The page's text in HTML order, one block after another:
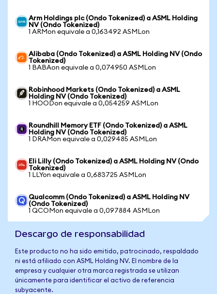
Arm Holdings plc (Ondo Tokenized) a ASML Holding
NV (Ondo Tokenized)
1 ARMon equivale a 0,163492 ASMLon
Alibaba (Ondo Tokenized) a ASML Holding NV (Ondo
Tokenized)
1 BABAon equivale a 0,074950 ASMLon
Robinhood Markets (Ondo Tokenized) a ASML
Holding NV (Ondo Tokenized)
1 HOODon equivale a 0,054259 ASMLon
Roundhill Memory ETF (Ondo Tokenized) a ASML
Holding NV (Ondo Tokenized)
1 DRAMon equivale a 0,029485 ASMLon
Eli Lilly (Ondo Tokenized) a ASML Holding NV (Ondo
Tokenized)
1 LLYon equivale a 0,683725 ASMLon
Qualcomm (Ondo Tokenized) a ASML Holding NV
(Ondo Tokenized)
1 QCOMon equivale a 0,097884 ASMLon
Descargo de responsabilidad
Este producto no ha sido emitido, patrocinado, respaldado
ni está afiliado con ASML Holding NV. El nombre de la
empresa y cualquier otra marca registrada se utilizan
únicamente para identificar el activo de referencia
subyacente.